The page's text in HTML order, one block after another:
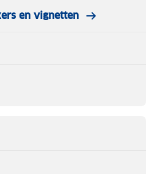
en vignetten